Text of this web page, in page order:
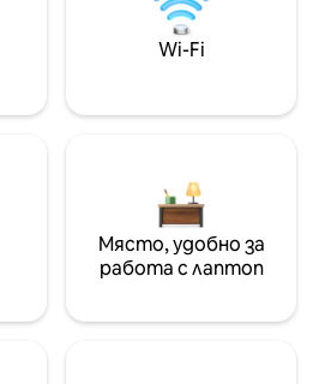
Wi-Fi
Място, удобно за
работа с лаптоп